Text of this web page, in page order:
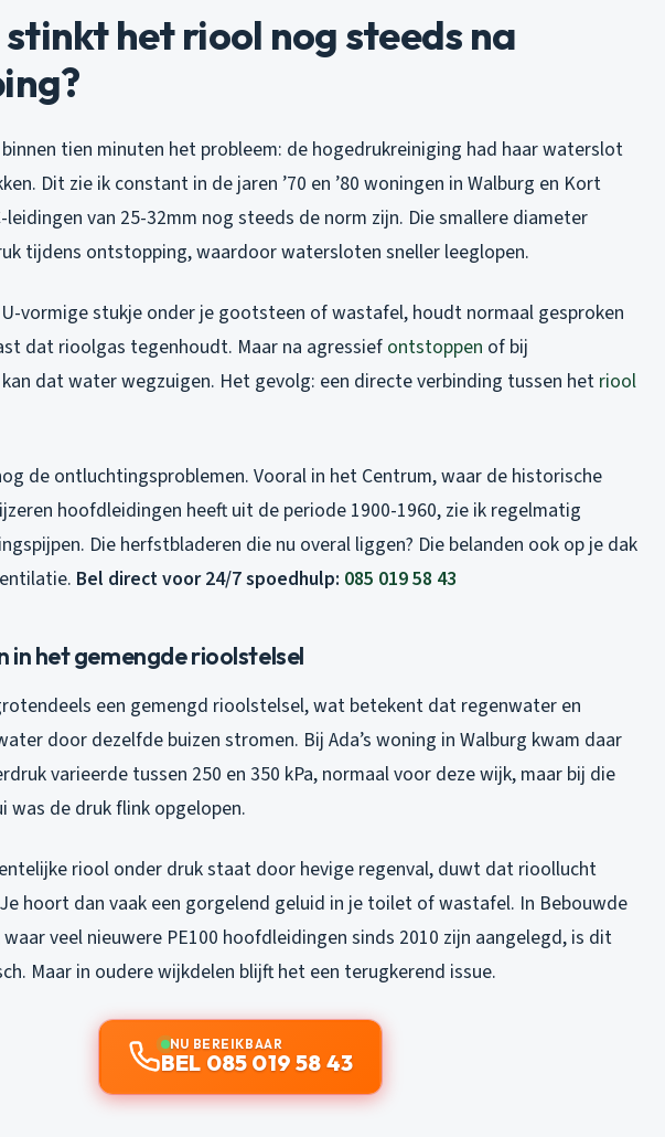
het riool nog steeds na
tien minuten het probleem: de hogedrukreiniging had haar waterslot
Dit zie ik constant in de jaren ’70 en ’80 woningen in Walburg en Kort
leidingen van 25-32mm nog steeds de norm zijn. Die smallere diameter
tijdens ontstopping, waardoor watersloten sneller leeglopen.
vormige stukje onder je gootsteen of wastafel, houdt normaal gesproken
dat rioolgas tegenhoudt. Maar na agressief ontstoppen of bij
dat water wegzuigen. Het gevolg: een directe verbinding tussen het riool
de ontluchtingsproblemen. Vooral in het Centrum, waar de historische
hoofdleidingen heeft uit de periode 1900-1960, zie ik regelmatig
Die herfstbladeren die nu overal liggen? Die belanden ook op je dak
Bel direct voor 24/7 spoedhulp: 085 019 58 43
in het gemengde rioolstelsel
een gemengd rioolstelsel, wat betekent dat regenwater en
door dezelfde buizen stromen. Bij Ada’s woning in Walburg kwam daar
varieerde tussen 250 en 350 kPa, normaal voor deze wijk, maar bij die
was de druk flink opgelopen.
riool onder druk staat door hevige regenval, duwt dat rioollucht
hoort dan vaak een gorgelend geluid in je toilet of wastafel. In Bebouwde
veel nieuwere PE100 hoofdleidingen sinds 2010 zijn aangelegd, is dit
Maar in oudere wijkdelen blijft het een terugkerend issue.
NU BEREIKBAAR
BEL 085 019 58 43